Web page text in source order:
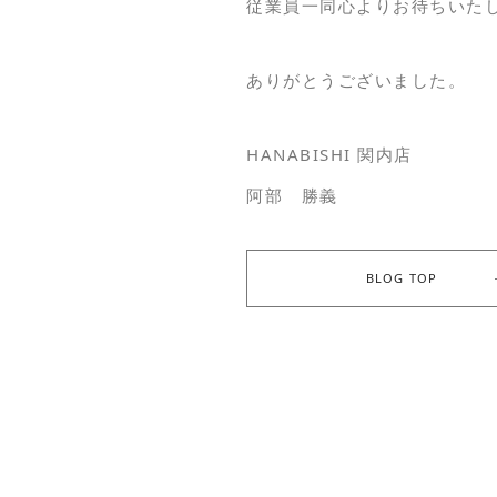
従業員一同心よりお待ちいた
ありがとうございました。
HANABISHI 関内店
阿部 勝義
BLOG TOP